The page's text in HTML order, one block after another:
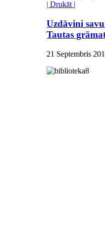
| Drukāt |
Uzdāvini
Tautas
21 Septembris